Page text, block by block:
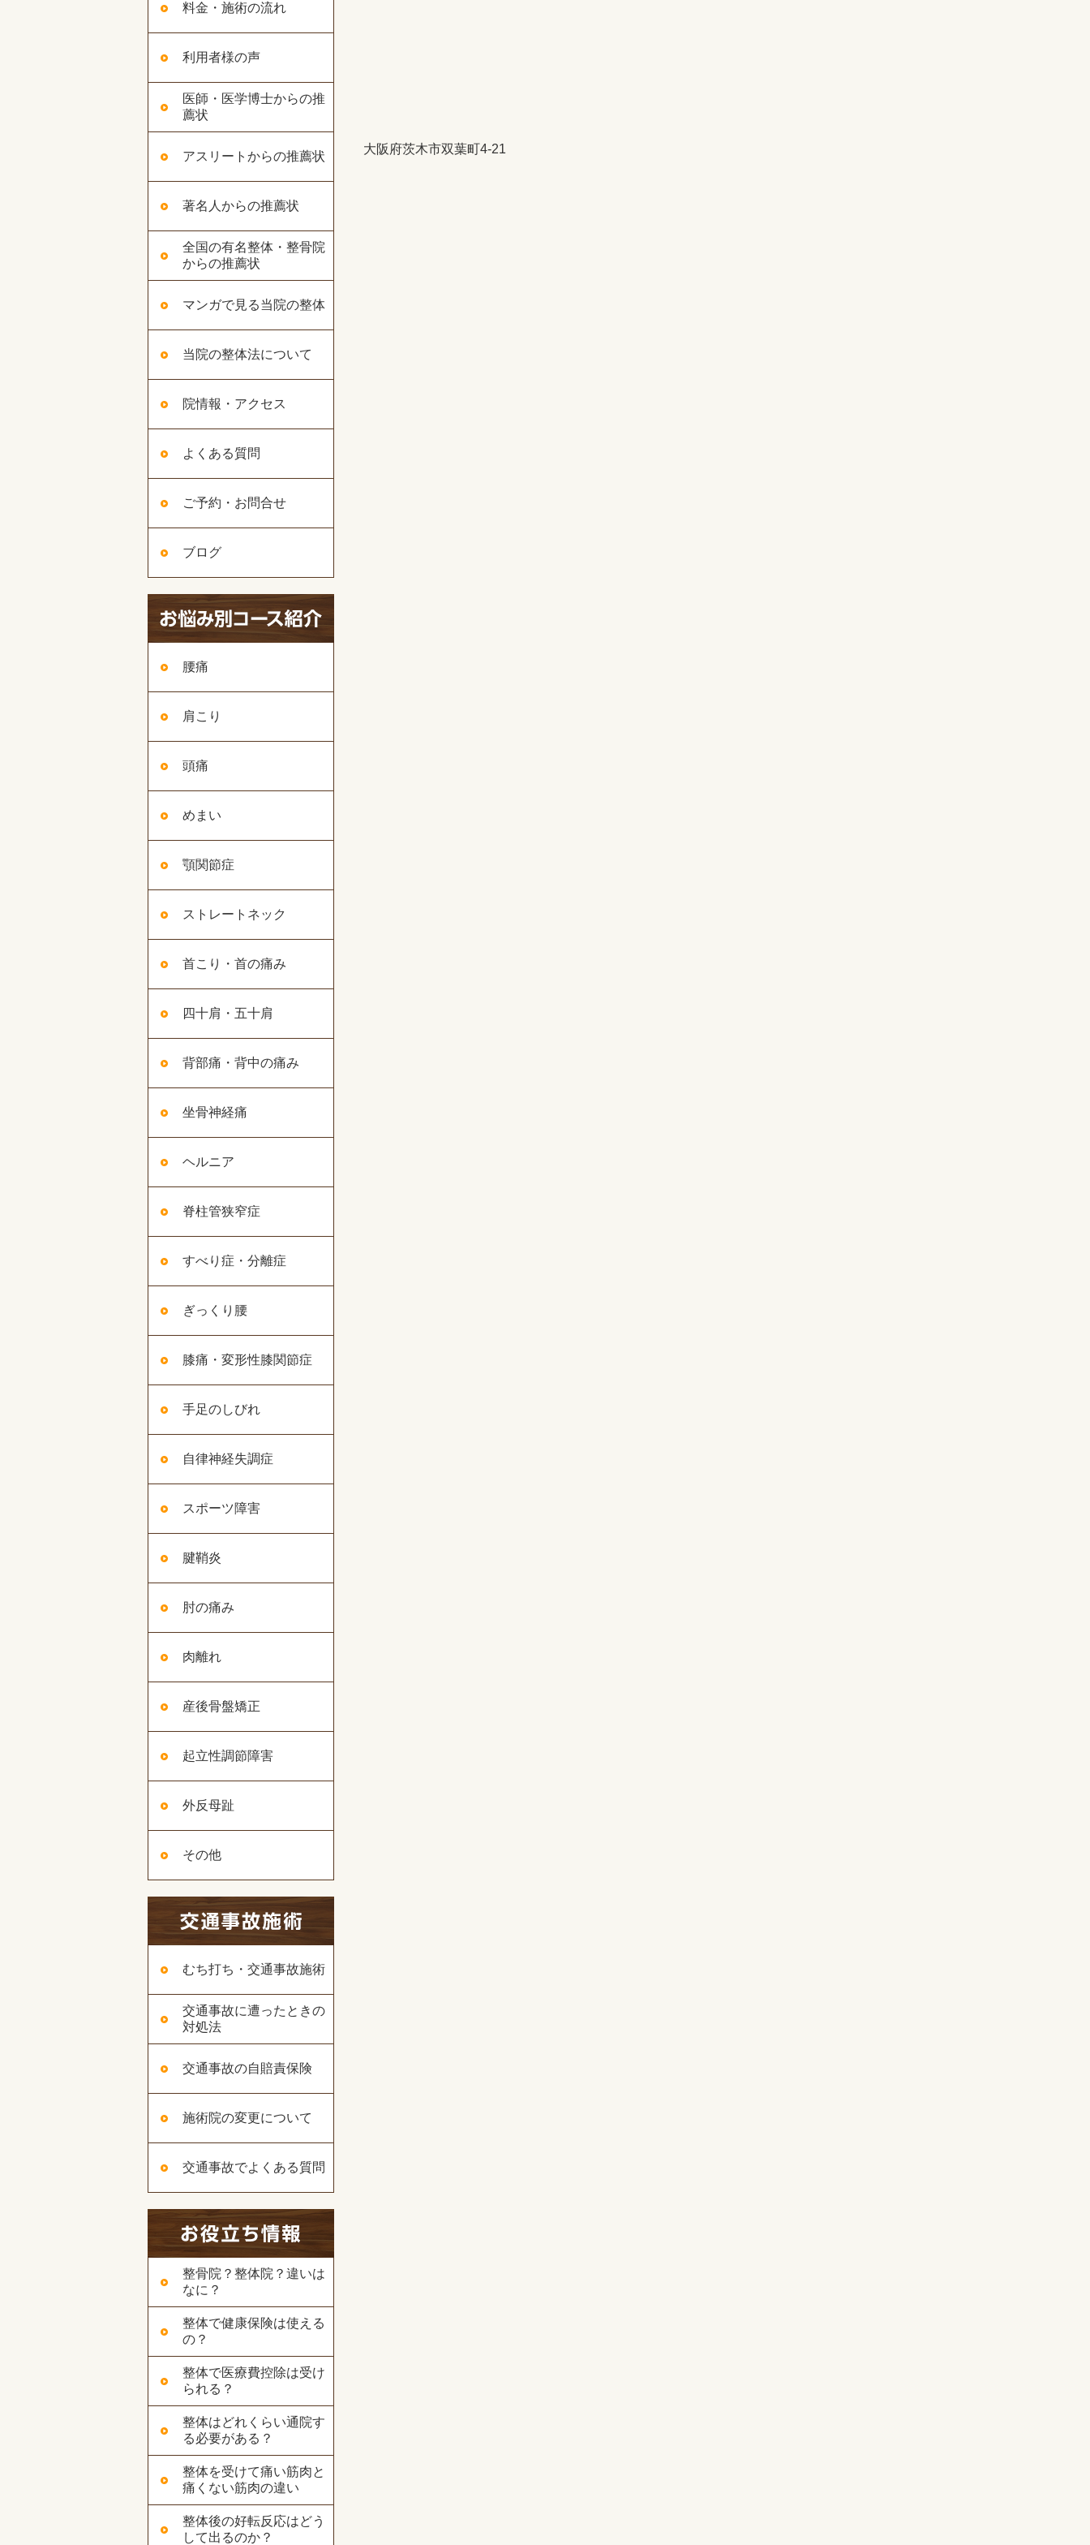
料金・施術の流れ
利用者様の声
医師・医学博士からの推
薦状
アスリートからの推薦状
著名人からの推薦状
全国の有名整体・整骨院
からの推薦状
マンガで見る当院の整体
当院の整体法について
院情報・アクセス
よくある質問
ご予約・お問合せ
ブログ
腰痛
肩こり
頭痛
めまい
顎関節症
ストレートネック
首こり・首の痛み
四十肩・五十肩
背部痛・背中の痛み
坐骨神経痛
ヘルニア
脊柱管狭窄症
すべり症・分離症
ぎっくり腰
膝痛・変形性膝関節症
手足のしびれ
自律神経失調症
スポーツ障害
腱鞘炎
肘の痛み
肉離れ
産後骨盤矯正
起立性調節障害
外反母趾
その他
むち打ち・交通事故施術
交通事故に遭ったときの
対処法
交通事故の自賠責保険
施術院の変更について
交通事故でよくある質問
整骨院？整体院？違いは
なに？
整体で健康保険は使える
の？
整体で医療費控除は受け
られる？
整体はどれくらい通院す
る必要がある？
整体を受けて痛い筋肉と
痛くない筋肉の違い
整体後の好転反応はどう
して出るのか？
大阪府茨木市双葉町4-21